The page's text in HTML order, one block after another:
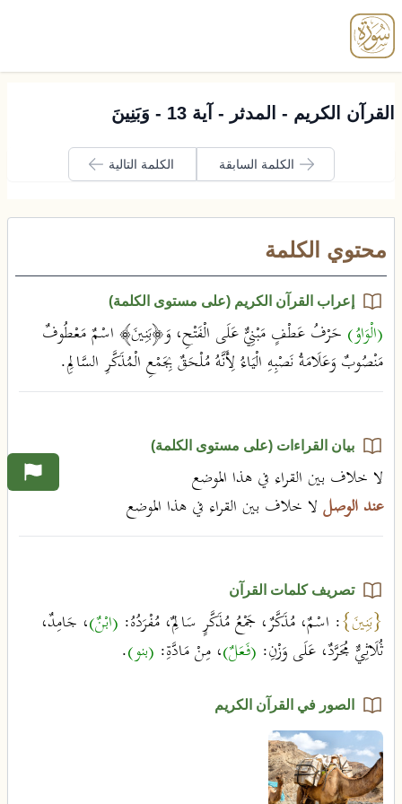
القرآن الكريم - المدثر - آية 13 - وَبَنِينَ
الكلمة السابقة الكلمة التالية
محتوي الكلمة
إعراب القرآن الكريم (على مستوى الكلمة)
(الْوَاوُ) حَرْفُ عَطْفٍ مَبْنِيٌّ عَلَى الْفَتْحِ، وَ﴿بَنِينَ﴾ اسْمٌ مَعْطُوفٌ
مَنْصُوبٌ وَعَلَامَةُ نَصْبِهِ الْيَاءُ لِأَنَّهُ مُلْحَقٌ بِجَمْعِ الْمُذَكَّرِ السَّالِمِ.
بيان القراءات (على مستوى الكلمة)
لا خلاف بين القراء في هذا الموضع
عند الوصللا خلاف بين القراء في هذا الموضع
تصريف كلمات القرآن
{بَنِينَ}: اسْمٌ، مُذَكَّرٌ، جَمْعُ مُذَكَّرٍ سَالِمٌ، مُفْرَدُهُ: (ابْنٌ)، جَامِدٌ،
ثُلَاثِيٌّ مُجَرَّدٌ، عَلَى وَزْنِ: (فَعَلٌ)، مِنْ مَادَّةِ: (بنو).
الصور في القرآن الكريم